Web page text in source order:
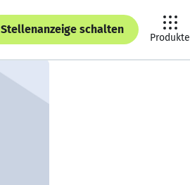
Stellenanzeige schalten
Produkte